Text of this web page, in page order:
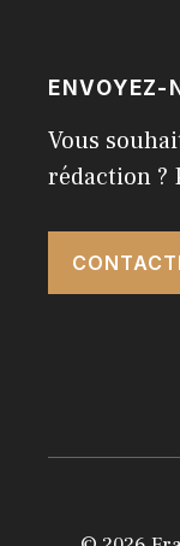
ENVOYEZ-
Vous
rédaction ?